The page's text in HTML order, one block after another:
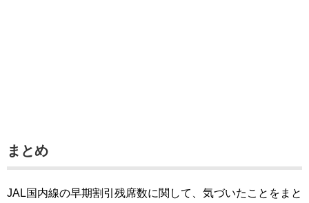
まとめ
JAL国内線の早期割引残席数に関して、気づいたことをまと